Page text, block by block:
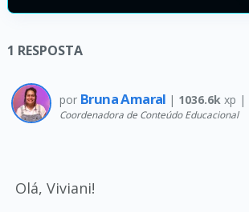
1 RESPOSTA
por Bruna Amaral | 1036.6k xp |
Coordenadora de Conteúdo Educacional
Olá, Viviani!